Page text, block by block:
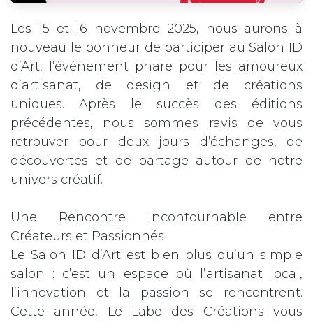
Les 15 et 16 novembre 2025, nous aurons à
nouveau le bonheur de participer au Salon ID
d’Art, l’événement phare pour les amoureux
d’artisanat, de design et de créations
uniques. Après le succès des éditions
précédentes, nous sommes ravis de vous
retrouver pour deux jours d’échanges, de
découvertes et de partage autour de notre
univers créatif.
Une Rencontre Incontournable entre
Créateurs et Passionnés
Le Salon ID d’Art est bien plus qu’un simple
salon : c’est un espace où l’artisanat local,
l’innovation et la passion se rencontrent.
Cette année, Le Labo des Créations vous